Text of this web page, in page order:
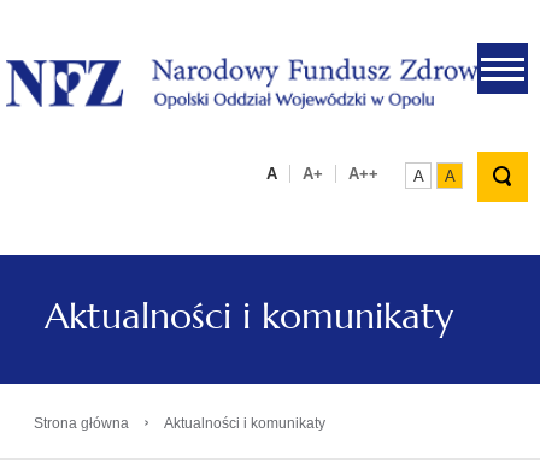
.
A A+ A++ A A
Aktualności i komunikaty
Strona główna › Aktualności i komunikaty